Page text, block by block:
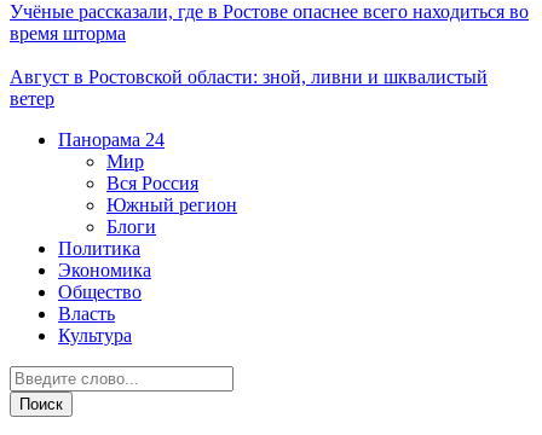
Учёные рассказали, где в Ростове опаснее всего находиться во
время шторма
Август в Ростовской области: зной, ливни и шквалистый
ветер
Панорама 24
Мир
Вся Россия
Южный регион
Блоги
Политика
Экономика
Общество
Власть
Культура